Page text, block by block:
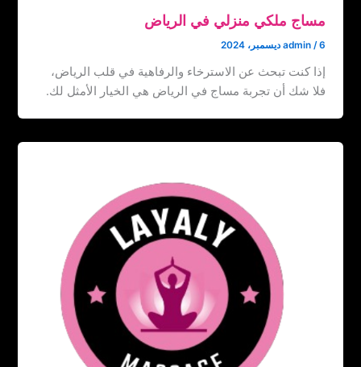
مساج ملكي منزلي في الرياض
admin /6 ديسمبر، 2024
إذا كنت تبحث عن الاسترخاء والرفاهية في قلب الرياض،
فلا شك أن تجربة مساج في الرياض هي الخيار الأمثل لك.